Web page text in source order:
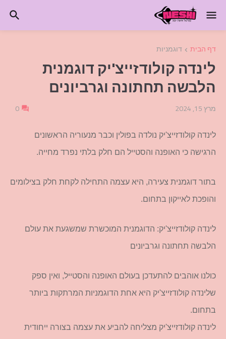
דף הבית דוגמניות
לינדה קולודזייצ'יק דוגמנית
הלבשה תחתונה וגרביונים
מרץ 15, 2024 0
לינדה קולודזייצ'יק נולדה בפולין וכבר מנעוריה הראשונים
הרגישה כי האופנה והסטייל הם חלק בלתי נפרד מחייה.
בתור דוגמנית צעירה, היא עצמה התחילה לקחת חלק בצילומים
והופכת לאייקון בתחום.
לינדה קולודזייצ'יק: הדוגמנית המוכשרת שמשגעת את עולם
הלבשה תחתונה וגרביונים
כולנו אוהבים להתעדכן בעולם האופנה והסטייל, ואין ספק
שלינדה קולודזייצ'יק היא אחת הדוגמניות המרתקות ביותר
בתחום.
לינדה קולודזייצ'יק מצליחה להביע את עצמה בצורה ייחודית